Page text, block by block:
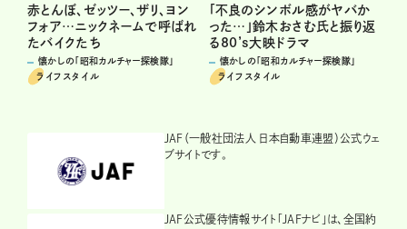
赤とんぼ、ゼッツー、ザリ、ヨン
フォア…ニックネームで呼ばれ
たバイクたち
懐かしの「昭和カルチャー探検隊」
ライフスタイル
「不良のシンボル感がヤバか
った…」鈴木おさむ氏と振り返
る80’s大映ドラマ
懐かしの「昭和カルチャー探検隊」
ライフスタイル
JAF（一般社団法人 日本自動車連盟）公式ウェ
ブサイトです。
JAF公式優待情報サイト「JAFナビ」は、全国約